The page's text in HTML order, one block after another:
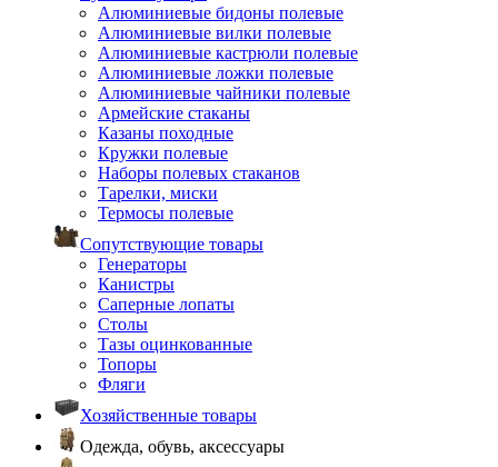
Алюминиевые бидоны полевые
Алюминиевые вилки полевые
Алюминиевые кастрюли полевые
Алюминиевые ложки полевые
Алюминиевые чайники полевые
Армейские стаканы
Казаны походные
Кружки полевые
Наборы полевых стаканов
Тарелки, миски
Термосы полевые
Сопутствующие товары
Генераторы
Канистры
Саперные лопаты
Столы
Тазы оцинкованные
Топоры
Фляги
Хозяйственные товары
Одежда, обувь, аксессуары